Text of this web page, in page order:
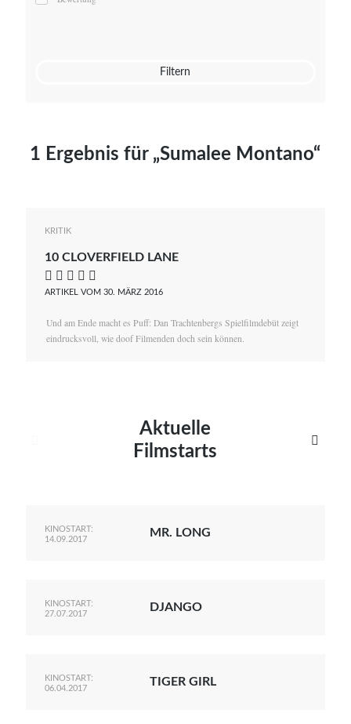
Mato von Vogelstein
Filtern
1 Ergebnis für „Sumalee Montano“
KRITIK
10 CLOVERFIELD LANE
    
ARTIKEL VOM 30. MÄRZ 2016
Und am Ende macht es Puff: Dan Trachtenbergs Spielfilmdebüt zeigt
eindrucksvoll, wie doof Filmenden doch sein können.
Aktuelle
Filmstarts

KINOSTART:
14.09.2017
MR. LONG
KINOSTART:
27.07.2017
DJANGO
KINOSTART:
06.04.2017
TIGER GIRL